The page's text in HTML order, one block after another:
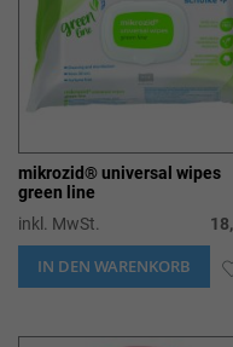
mikrozid® universal wipes
green line
inkl. MwSt.
IN DEN WARENKORB